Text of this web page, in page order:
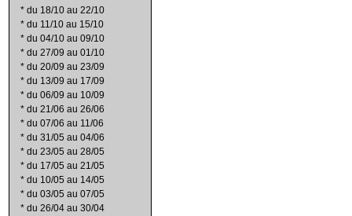
* du 18/10 au 22/10
* du 11/10 au 15/10
* du 04/10 au 09/10
* du 27/09 au 01/10
* du 20/09 au 23/09
* du 13/09 au 17/09
* du 06/09 au 10/09
* du 21/06 au 26/06
* du 07/06 au 11/06
* du 31/05 au 04/06
* du 23/05 au 28/05
* du 17/05 au 21/05
* du 10/05 au 14/05
* du 03/05 au 07/05
* du 26/04 au 30/04